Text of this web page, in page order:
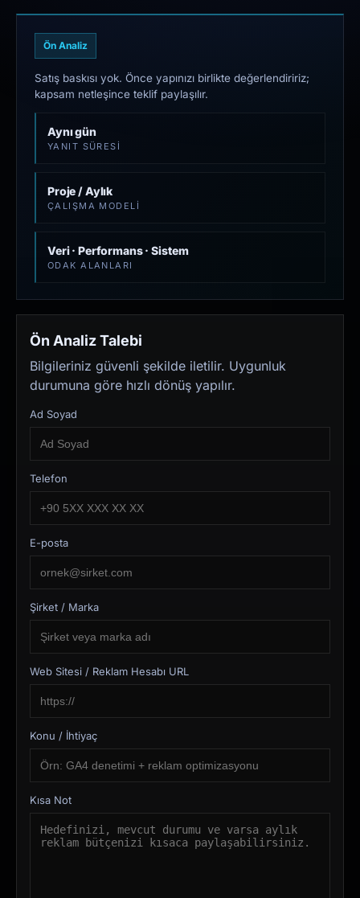
Ön Analiz
Satış baskısı yok. Önce yapınızı birlikte değerlendiririz;
kapsam netleşince teklif paylaşılır.
Aynı gün
YANIT SÜRESI
Proje / Aylık
ÇALIŞMA MODELI
Veri · Performans · Sistem
ODAK ALANLARI
Ön Analiz Talebi
Bilgileriniz güvenli şekilde iletilir. Uygunluk
durumuna göre hızlı dönüş yapılır.
Ad Soyad
Telefon
E-posta
Şirket / Marka
Web Sitesi / Reklam Hesabı URL
Konu / İhtiyaç
Kısa Not